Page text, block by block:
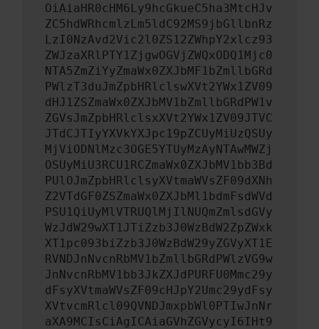
OiAiaHR0cHM6Ly9hcGkueC5ha3MtcHJv
ZC5hdWRhcmlzLm5ldC92MS9jbGllbnRz
LzI0NzAvd2Vic2l0ZS12ZWhpY2xlcz93
ZWJzaXRlPTY1ZjgwOGVjZWQxODQ1Mjc0
NTA5ZmZiYyZmaWx0ZXJbMF1bZmllbGRd
PWlzT3duJmZpbHRlclswXVt2YWx1ZV09
dHJ1ZSZmaWx0ZXJbMV1bZmllbGRdPW1v
ZGVsJmZpbHRlclsxXVt2YWx1ZV09JTVC
JTdCJTIyYXVkYXJpc19pZCUyMiUzQSUy
MjViODNlMzc3OGE5YTUyMzAyNTAwMWZj
OSUyMiU3RCU1RCZmaWx0ZXJbMV1bb3Bd
PUlOJmZpbHRlclsyXVtmaWVsZF09dXNh
Z2VTdGF0ZSZmaWx0ZXJbMl1bdmFsdWVd
PSU1QiUyMlVTRUQlMjIlNUQmZmlsdGVy
WzJdW29wXT1JTiZzb3J0WzBdW2ZpZWxk
XT1pc093biZzb3J0WzBdW29yZGVyXT1E
RVNDJnNvcnRbMV1bZmllbGRdPWlzVG9w
JnNvcnRbMV1bb3JkZXJdPURFU0Mmc29y
dFsyXVtmaWVsZF09cHJpY2Umc29ydFsy
XVtvcmRlcl09QVNDJmxpbWl0PTIwJnNr
aXA9MCIsCiAgICAiaGVhZGVycyI6IHt9